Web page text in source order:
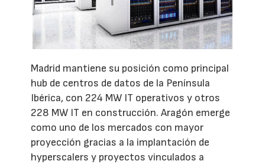
Madrid mantiene su posición como principal
hub de centros de datos de la Península
Ibérica, con 224 MW IT operativos y otros
228 MW IT en construcción. Aragón emerge
como uno de los mercados con mayor
proyección gracias a la implantación de
hyperscalers y proyectos vinculados a